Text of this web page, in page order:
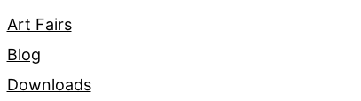
Art Fairs
Blog
Downloads